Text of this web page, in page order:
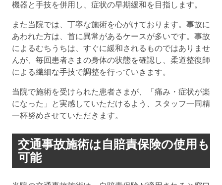
機器と手技を併用し、症状の早期緩和を目指します。
また当院では、丁寧な施術を心がけております。事故に
あわれた方は、首に異常があるケースが多いです。事故
によるむちうちは、すぐに緩和されるものではありませ
んが、毎回患者さまの身体の状態を確認し、柔道整復師
による繊細な手技で調整を行っていきます。
当院で施術を受けられた患者さまが、「痛み・症状が楽
になった」と実感していただけるよう、スタッフ一同精
一杯努めさせていただきます。
交通事故施術は自賠責保険の使用も
可能